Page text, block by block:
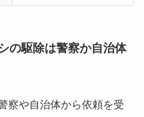
の駆除は警察か自治体
察や自治体から依頼を受